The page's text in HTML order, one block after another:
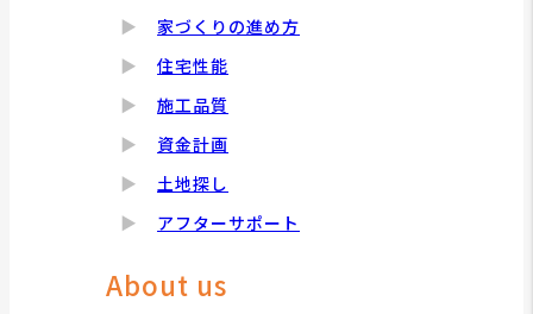
家づくりの進め方
住宅性能
施工品質
資金計画
土地探し
アフターサポート
About us